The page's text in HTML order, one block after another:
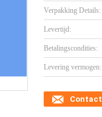
Verpakking Details:
Levertijd:
Betalingscondities:
Levering vermogen:
Contact